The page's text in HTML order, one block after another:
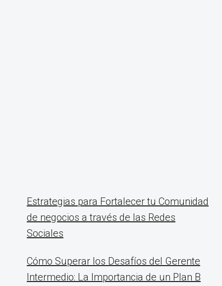
Estrategias para Fortalecer tu Comunidad
de negocios a través de las Redes
Sociales
Cómo Superar los Desafíos del Gerente
Intermedio: La Importancia de un Plan B